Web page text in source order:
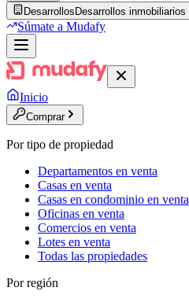
Desarrollos Desarrollos inmobiliarios
Súmate a Mudafy
Inicio
Comprar
Por tipo de propiedad
Departamentos en venta
Casas en venta
Casas en condominio en venta
Oficinas en venta
Comercios en venta
Lotes en venta
Todas las propiedades
Por región